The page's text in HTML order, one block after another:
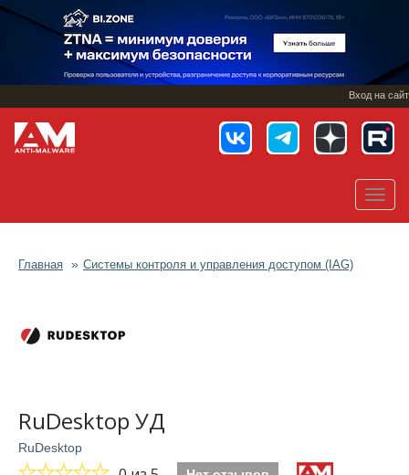
Перейти
основному
Вход на сайт
Главная Системы контроля и управления доступом (IAG)
RuDesktop УД
RuDesktop